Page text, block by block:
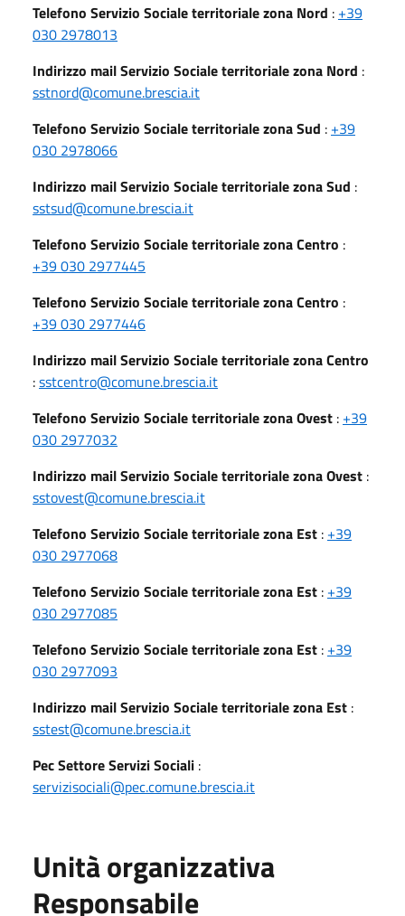
Telefono Servizio Sociale territoriale zona Nord : +39
030 2978013
Indirizzo mail Servizio Sociale territoriale zona Nord :
sstnord@comune.brescia.it
Telefono Servizio Sociale territoriale zona Sud : +39
030 2978066
Indirizzo mail Servizio Sociale territoriale zona Sud :
sstsud@comune.brescia.it
Telefono Servizio Sociale territoriale zona Centro :
+39 030 2977445
Telefono Servizio Sociale territoriale zona Centro :
+39 030 2977446
Indirizzo mail Servizio Sociale territoriale zona Centro
:sstcentro@comune.brescia.it
Telefono Servizio Sociale territoriale zona Ovest : +39
030 2977032
Indirizzo mail Servizio Sociale territoriale zona Ovest :
sstovest@comune.brescia.it
Telefono Servizio Sociale territoriale zona Est : +39
030 2977068
Telefono Servizio Sociale territoriale zona Est : +39
030 2977085
Telefono Servizio Sociale territoriale zona Est : +39
030 2977093
Indirizzo mail Servizio Sociale territoriale zona Est :
sstest@comune.brescia.it
Pec Settore Servizi Sociali :
servizisociali@pec.comune.brescia.it
Unità organizzativa
Responsabile